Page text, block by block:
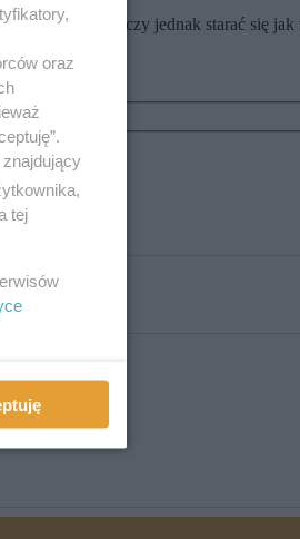
się dziecka, czy jednak starać się jak
oraz
tej